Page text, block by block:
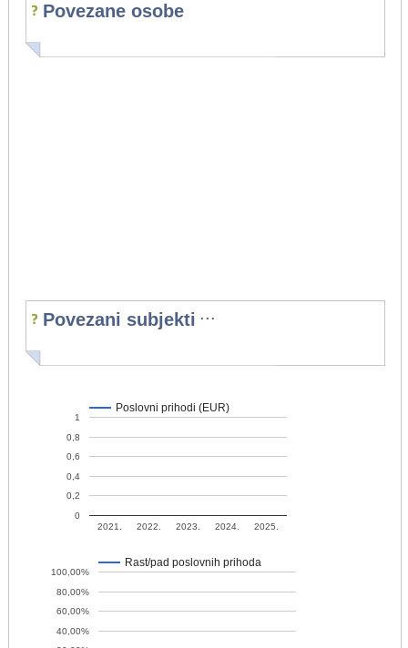
Povezane osobe
Povezani subjekti ...
Poslovni prihodi (EUR)
2021. 2022. 2023. 2024. 2025.
0
0,2
0,4
0,6
0,8
1
Rast/pad poslovnih prihoda
40,00%
60,00%
80,00%
100,00%